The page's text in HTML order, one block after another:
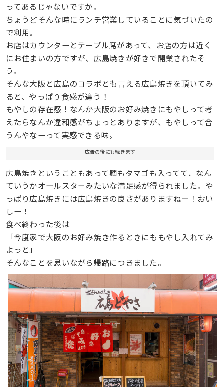
ってあるじゃないですか。
ちょうどそんな時にランチ営業していることに気づいたの
で利用。
お店はカウンターとテーブル席があって、お店の方は近く
にお住まいの方ですが、広島焼きが好きで開業されたそ
う。
そんな大阪と広島のコラボとも言える広島焼きを頂いてみ
ると、やっぱり食感が違う！
もやしの存在感！なんか大阪のお好み焼きにもやしって考
えたらなんか違和感がちょっとありますが、もやしって合
うんやなーって実感できる味。
広告の後にも続きます
広島焼きということもあって麺もタマゴも入ってて、なん
ていうかオールスターみたいな満足感が得られました。や
っぱり広島焼きには広島焼きの良さがありますねー！おい
しー！
食べ終わった後は
「今度家で大阪のお好み焼き作るときにももやし入れてみ
よっと」
そんなことを思いながら帰路につきました。